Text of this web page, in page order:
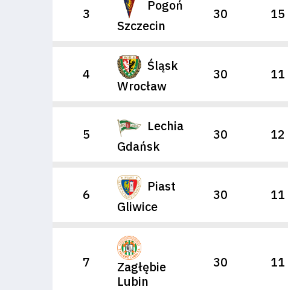
3
Pogoń
Szczecin
30 15
4
Śląsk
Wrocław
30 11
5
Lechia
Gdańsk
30 12
6
Piast
Gliwice
30 11
7
Zagłębie
Lubin
30 11